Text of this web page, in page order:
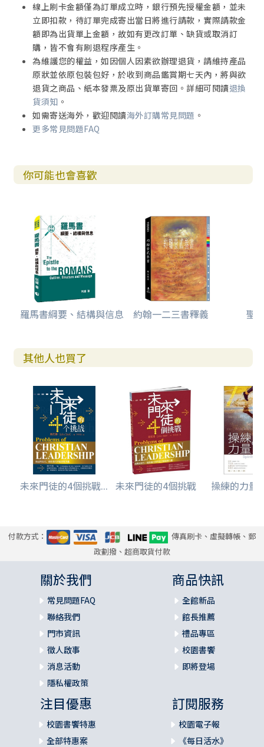
【圖表目錄】
［表1］十二位學者與本文對羅馬書四段經文中的「信」的詮
釋的比較……7
［表2］十二位學者與本文對羅馬書四段經文中的「義」的詮
釋的比較……14
［表3］十二位學者與本文對羅馬書因信稱義的詮釋的比
較……17
［表4］七十士譯本各卷經文中名詞「信」的分析……214
［表5］七十士譯本各卷經文中名詞「義」的分析……221
［圖2］上帝的信實、基督的「信」、聖靈的參與及上帝的
「義」彼此之間的關係……77
［圖5］律法與人的行為和上帝的信實的關係及結果……102
［圖6］上帝的信實、上帝的恩典、及人相信上帝的行動彼此
之間的關係……123
［圖7］上帝的信實、上帝的恩典、耶穌基督、及人相信上帝
使耶穌從死人中復活的行動彼此之間的關係……146
［圖8］整合三21～31及四1～五2信實上帝拯救作為的思
想……149
［圖9］上帝的信實、上帝的「義」、人律法的工作、及律法
字詞字義……200
［圖11］整合一16～17，三21～31，四1～五2及九30～十1
［圖12］希伯來文的「信」和希臘文的「信」比較………21
線上刷卡金額僅為訂單成立時，銀行預先授權金額，並未
立即扣款，待訂單完成寄出當日將進行請款，實際請款金
額即為出貨單上金額，故如有更改訂單、缺貨或取消訂
購，皆不會有刷退程序產生。
為維護您的權益，如因個人因素欲辦理退貨，請維持產品
原狀並依原包裝包好，於收到商品鑑賞期七天內，將與欲
退貨之商品、紙本發票及原出貨單寄回。詳細可閱讀退換
貨須知 。
如需寄送海外，歡迎閱讀海外訂購常見問題 。
更多常見問題FAQ
你可能也會喜歡
羅馬書綱要、結構與信息 約翰一二三書釋義 聖
其他人也買了
未來門徒的4個挑戰... 未來門徒的4個挑戰 操練的力量
付款方式：
傳真刷卡、虛擬轉帳、郵
政劃撥、超商取貨付款
關於我們
常見問題FAQ
聯絡我們
門市資訊
徵人啟事
消息活動
隱私權政策
商品快訊
全館新品
館長推薦
禮品專區
校園書饗
即將登場
注目優惠
校園書饗特惠
全部特惠案
訂閱服務
校園電子報
《每日活水》